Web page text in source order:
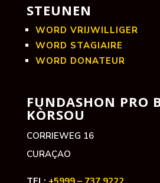
STEUNEN
WORD VRIJWILLIGER
WORD STAGIAIRE
WORD DONATEUR
FUNDASHON PRO
KÒRSOU
CORRIEWEG 16
CURAÇAO